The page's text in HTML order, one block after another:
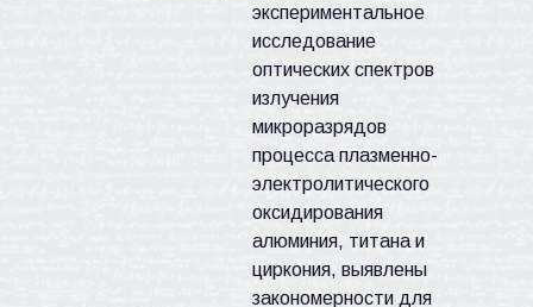
экспериментальное
исследование
оптических спектров
излучения
микроразрядов
процесса плазменно-
электролитического
оксидирования
алюминия, титана и
циркония, выявлены
закономерности для